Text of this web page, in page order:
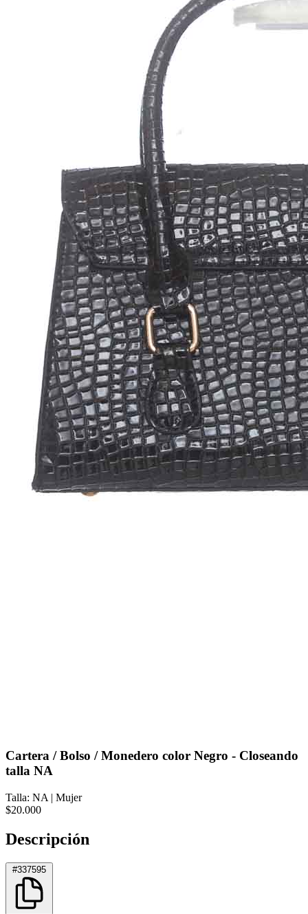
Cartera / Bolso / Monedero color Negro - Closeando
talla NA
Talla: NA | Mujer
$20.000
Descripción
#337595